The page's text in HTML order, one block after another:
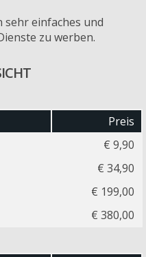
sehr einfaches und
zu werben.
Preis
€ 9,90
€ 34,90
€ 199,00
€ 380,00